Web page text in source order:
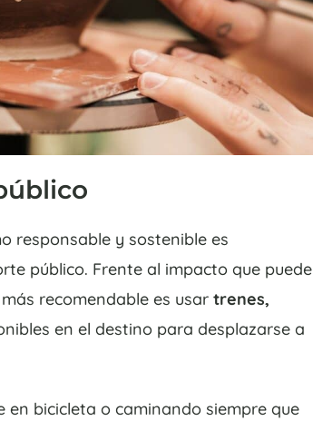
responsable y sostenible es
público. Frente al impacto que puede
recomendable es usartrenes,
en el destino para desplazarse a
en bicicleta o caminando siempre que